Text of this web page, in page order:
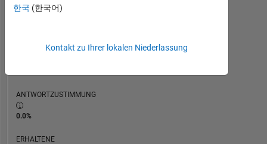
0
ANTWORTZUSTIMMUNG
0.0%
ERHALTENE
한국 (한국어)
Kontakt zu Ihrer lokalen Niederlassung